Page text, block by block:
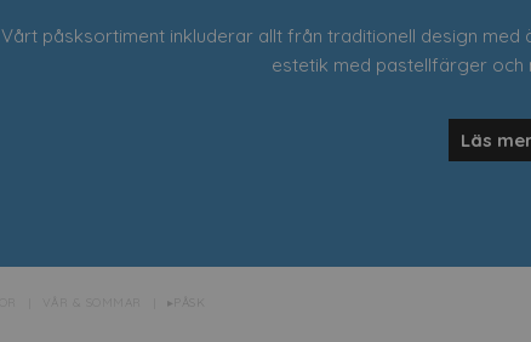
Vårt påsksortiment inkluderar allt från traditionell design
estetik med pastellfärger och
skapa en minnesvärd och färgglad
Läs mer
VÅR & SOMMAR ▸PÅSK